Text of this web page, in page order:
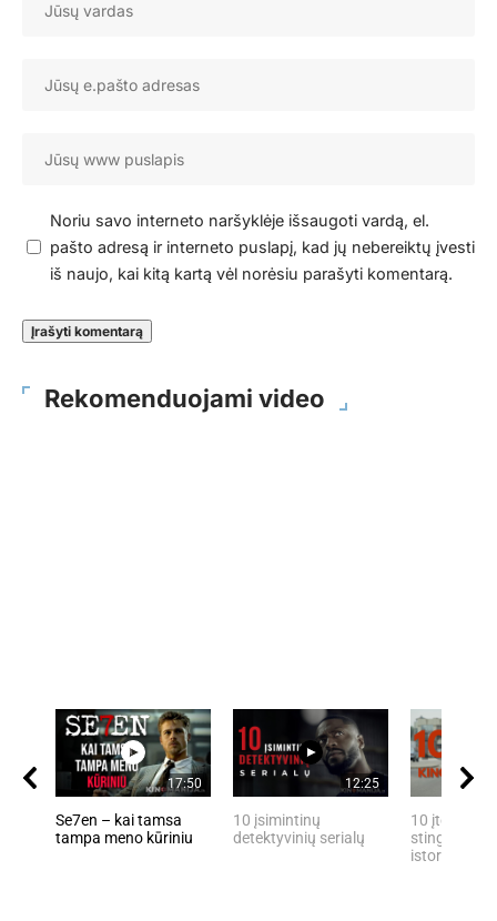
Noriu savo interneto naršyklėje išsaugoti vardą, el.
pašto adresą ir interneto puslapį, kad jų nebereiktų įvesti
iš naujo, kai kitą kartą vėl norėsiu parašyti komentarą.
Rekomenduojami video
17:50
Se7en – kai tamsa
tampa meno kūriniu
12:25
10 įsimintinų
detektyvinių serialų
10 įtemptų,
stingdančių
istorijų